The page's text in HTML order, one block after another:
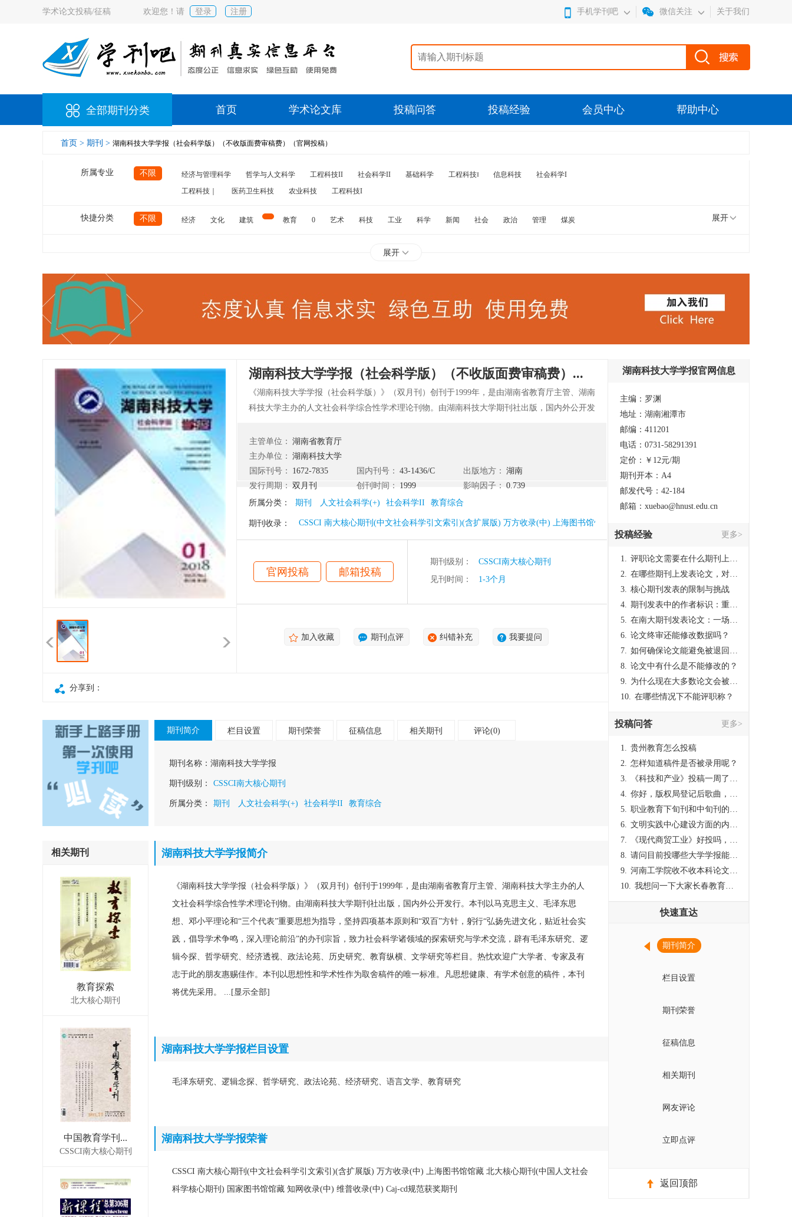
学术论文投稿/征稿 欢迎您！请 登录 注册 手机学刊吧 微信关注 关于我们
全部期刊分类 首页 学术论文库 投稿问答 投稿经验 会员中心 帮助中心
首页 > 期刊 > 湖南科技大学学报（社会科学版）（不收版面费审稿费）（官网投稿）
所属专业 不限 经济与管理科学 哲学与人文科学 工程科技II 社会科学II 基础科学 工程科技‖ 信息科技
社会科学I
工程科技｜
医药卫生科技 农业科技 工程科技I
快捷分类 不限 经济 文化 建筑 教育 0 艺术 科技 工业 科学 新闻 社会 政治 管理
煤炭
展开
展开
湖南科技大学学报（社会科学版）（不收版面费审稿费）...
《湖南科技大学学报（社会科学版）》（双月刊）创刊于1999年，是由湖南省教育厅主管、湖南
科技大学主办的人文社会科学综合性学术理论刊物。由湖南科技大学期刊社出版，国内外公开发
原则和“双百”方针，躬行“弘扬先进文化，贴近社会实践，倡导学术争鸣，深入理论前沿”的办刊
宗旨，致力社会科学诸领域的探索研究与学术交流，辟有毛泽东研究、逻辑今探、哲学研究、经
济透视、政法论苑、历史研究、教育纵横、文学研究等栏目。热忱欢迎广大学者、专家及有志于
此的朋友惠赐佳作。本刊以思想性和学术性作为取舍稿件的唯一标准。凡思想健康、有学术创意
的稿件，本刊将优先采用。 ...[显示全部]
主管单位： 湖南省教育厅
主办单位： 湖南科技大学
国际刊号：
1672-7835 国内刊号： 43-1436/C 出版地方：
湖南
发行周期： 双月刊 创刊时间： 1999 影响因子：
0.739
所属分类：
期刊 人文社会科学(+) 社会科学II 教育综合
期刊收录： CSSCI 南大核心期刊(中文社会科学引文索引)(含扩展版) 万方收录(中) 上海图书馆馆藏 北大核心期刊(中国人文社会科学核心期刊) 国家
官网投稿 邮箱投稿
期刊级别：
CSSCI南大核心期刊
见刊时间：
1-3个月
加入收藏 期刊点评 纠错补充 我要提问
分享到：
相关期刊
教育探索
北大核心期刊
中国教育学刊...
CSSCI南大核心期刊
期刊简介 栏目设置 期刊荣誉 征稿信息 相关期刊 评论(0)
期刊名称： 湖南科技大学学报
期刊级别： CSSCI南大核心期刊
所属分类： 期刊 人文社会科学(+) 社会科学II 教育综合
湖南科技大学学报简介
《湖南科技大学学报（社会科学版）》（双月刊）创刊于1999年，是由湖南省教育厅主管、湖南科技大学主办的人
文社会科学综合性学术理论刊物。由湖南科技大学期刊社出版，国内外公开发行。本刊以马克思主义、毛泽东思
想、邓小平理论和“三个代表”重要思想为指导，坚持四项基本原则和“双百”方针，躬行“弘扬先进文化，贴近社会实
践，倡导学术争鸣，深入理论前沿”的办刊宗旨，致力社会科学诸领域的探索研究与学术交流，辟有毛泽东研究、逻
辑今探、哲学研究、经济透视、政法论苑、历史研究、教育纵横、文学研究等栏目。热忱欢迎广大学者、专家及有
志于此的朋友惠赐佳作。本刊以思想性和学术性作为取舍稿件的唯一标准。凡思想健康、有学术创意的稿件，本刊
将优先采用。 ...[显示全部]
湖南科技大学学报栏目设置
毛泽东研究、逻辑念探、哲学研究、政法论苑、经济研究、语言文学、教育研究
湖南科技大学学报荣誉
CSSCI 南大核心期刊(中文社会科学引文索引)(含扩展版) 万方收录(中) 上海图书馆馆藏 北大核心期刊(中国人文社会
科学核心期刊) 国家图书馆馆藏 知网收录(中) 维普收录(中) Caj-cd规范获奖期刊
湖南科技大学学报官网信息
主编：罗渊
地址：湖南湘潭市
邮编：411201
电话：0731-58291391
定价：￥12元/期
期刊开本：A4
邮发代号：42-184
邮箱：xuebao@hnust.edu.cn
投稿经验 更多>
1. 评职论文需要在什么期刊上发表？
2. 在哪些期刊上发表论文，对考研有优势？
3. 核心期刊发表的限制与挑战
4. 期刊发表中的作者标识：重要性与实践
5. 在南大期刊发表论文：一场知识探索与学术成就的旅程
6. 论文终审还能修改数据吗？
7. 如何确保论文能避免被退回：关键条件与策略
8. 论文中有什么是不能修改的？
9. 为什么现在大多数论文会被评判为AI撰写？（深度剖析查重机制下的困境与出路）
10. 在哪些情况下不能评职称？
投稿问答 更多>
1. 贵州教育怎么投稿
2. 怎样知道稿件是否被录用呢？
3.
《科技和产业》投稿一周了仍是“已发回执”状态，这是什么意思？什么时候外审？
4. 你好，版权局登记后歌曲，这里能否发表
5. 职业教育下旬刊和中旬刊的国内刊号一样，他们有什么区别，两本刊物都是真的吗？
6. 文明实践中心建设方面的内容适合那种期刊
7.
《现代商贸工业》好投吗，版面费多少？
8. 请问目前投哪些大学学报能较快出刊啊
9. 河南工学院收不收本科论文呀？
10. 我想问一下大家长春教育学院学报是本科学报吗？
快速直达
期刊简介
栏目设置
期刊荣誉
征稿信息
相关期刊
网友评论
立即点评
返回顶部